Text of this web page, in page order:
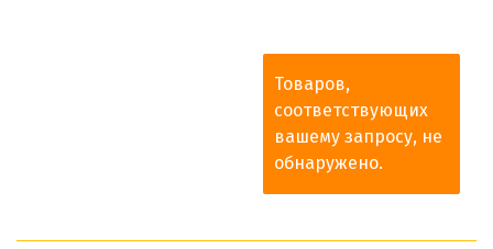
Товаров,
соответствующих
вашему запросу, не
обнаружено.